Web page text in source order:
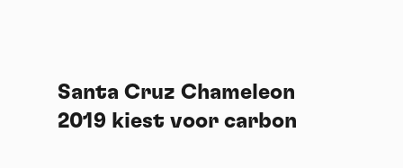
Santa Cruz Chameleon
2019 kiest voor carbon